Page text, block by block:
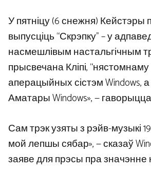
У пятніцу (6 снежня) Кейстэры
выпусціць “Скрэпку” – у
насмешлівым настальгічным
прысвечана Кліпі,
аперацыйных сістэм Windows,
Аматары Windows», —
Сам трэк узяты з рэйв-музыкі
мой лепшы сябар», — сказаў
заяве для прэсы пра значэнне